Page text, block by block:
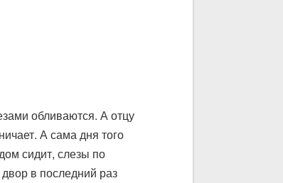
обливаются. А отцу
А сама дня того
сидит, слезы по
в последний раз